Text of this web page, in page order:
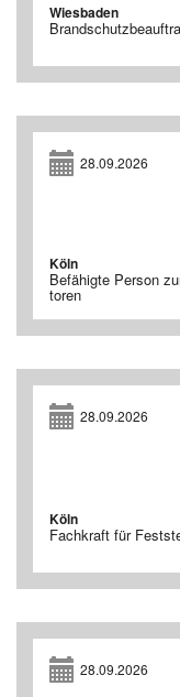
Wiesbaden
28.09.2026
Köln
Befähigte Person
toren
28.09.2026
Köln
Fachkraft für
28.09.2026